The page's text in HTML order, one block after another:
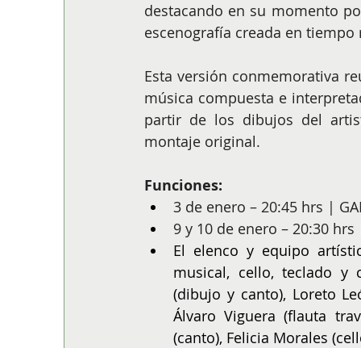
destacando en su momento
escenografía creada en tiempo
Esta versión conmemorativa
música compuesta e
partir de los dibujos del
montaje original.
Funciones:
3 de enero – 20:45 hrs |
9 y 10 de enero – 20:30
El elenco y equipo
musical, cello, teclado y
(dibujo y canto), Loreto
Álvaro Viguera (flauta
(canto), Felicia Morales